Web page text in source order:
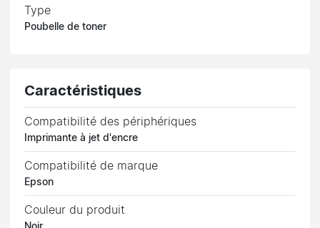
Type
Poubelle de toner
Caractéristiques
Compatibilité des périphériques
Imprimante à jet d'encre
Compatibilité de marque
Epson
Couleur du produit